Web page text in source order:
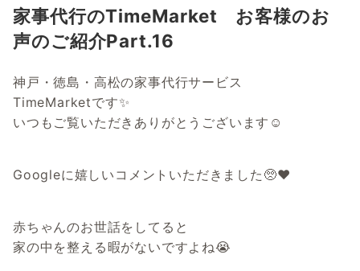
家事代行のTimeMarket お客様のお
声のご紹介Part.16
神戸・徳島・高松の家事代行サービス
TimeMarketです✨
いつもご覧いただきありがとうございます☺
Googleに嬉しいコメントいただきました🥺❤️
赤ちゃんのお世話をしてると
家の中を整える暇がないですよね😭